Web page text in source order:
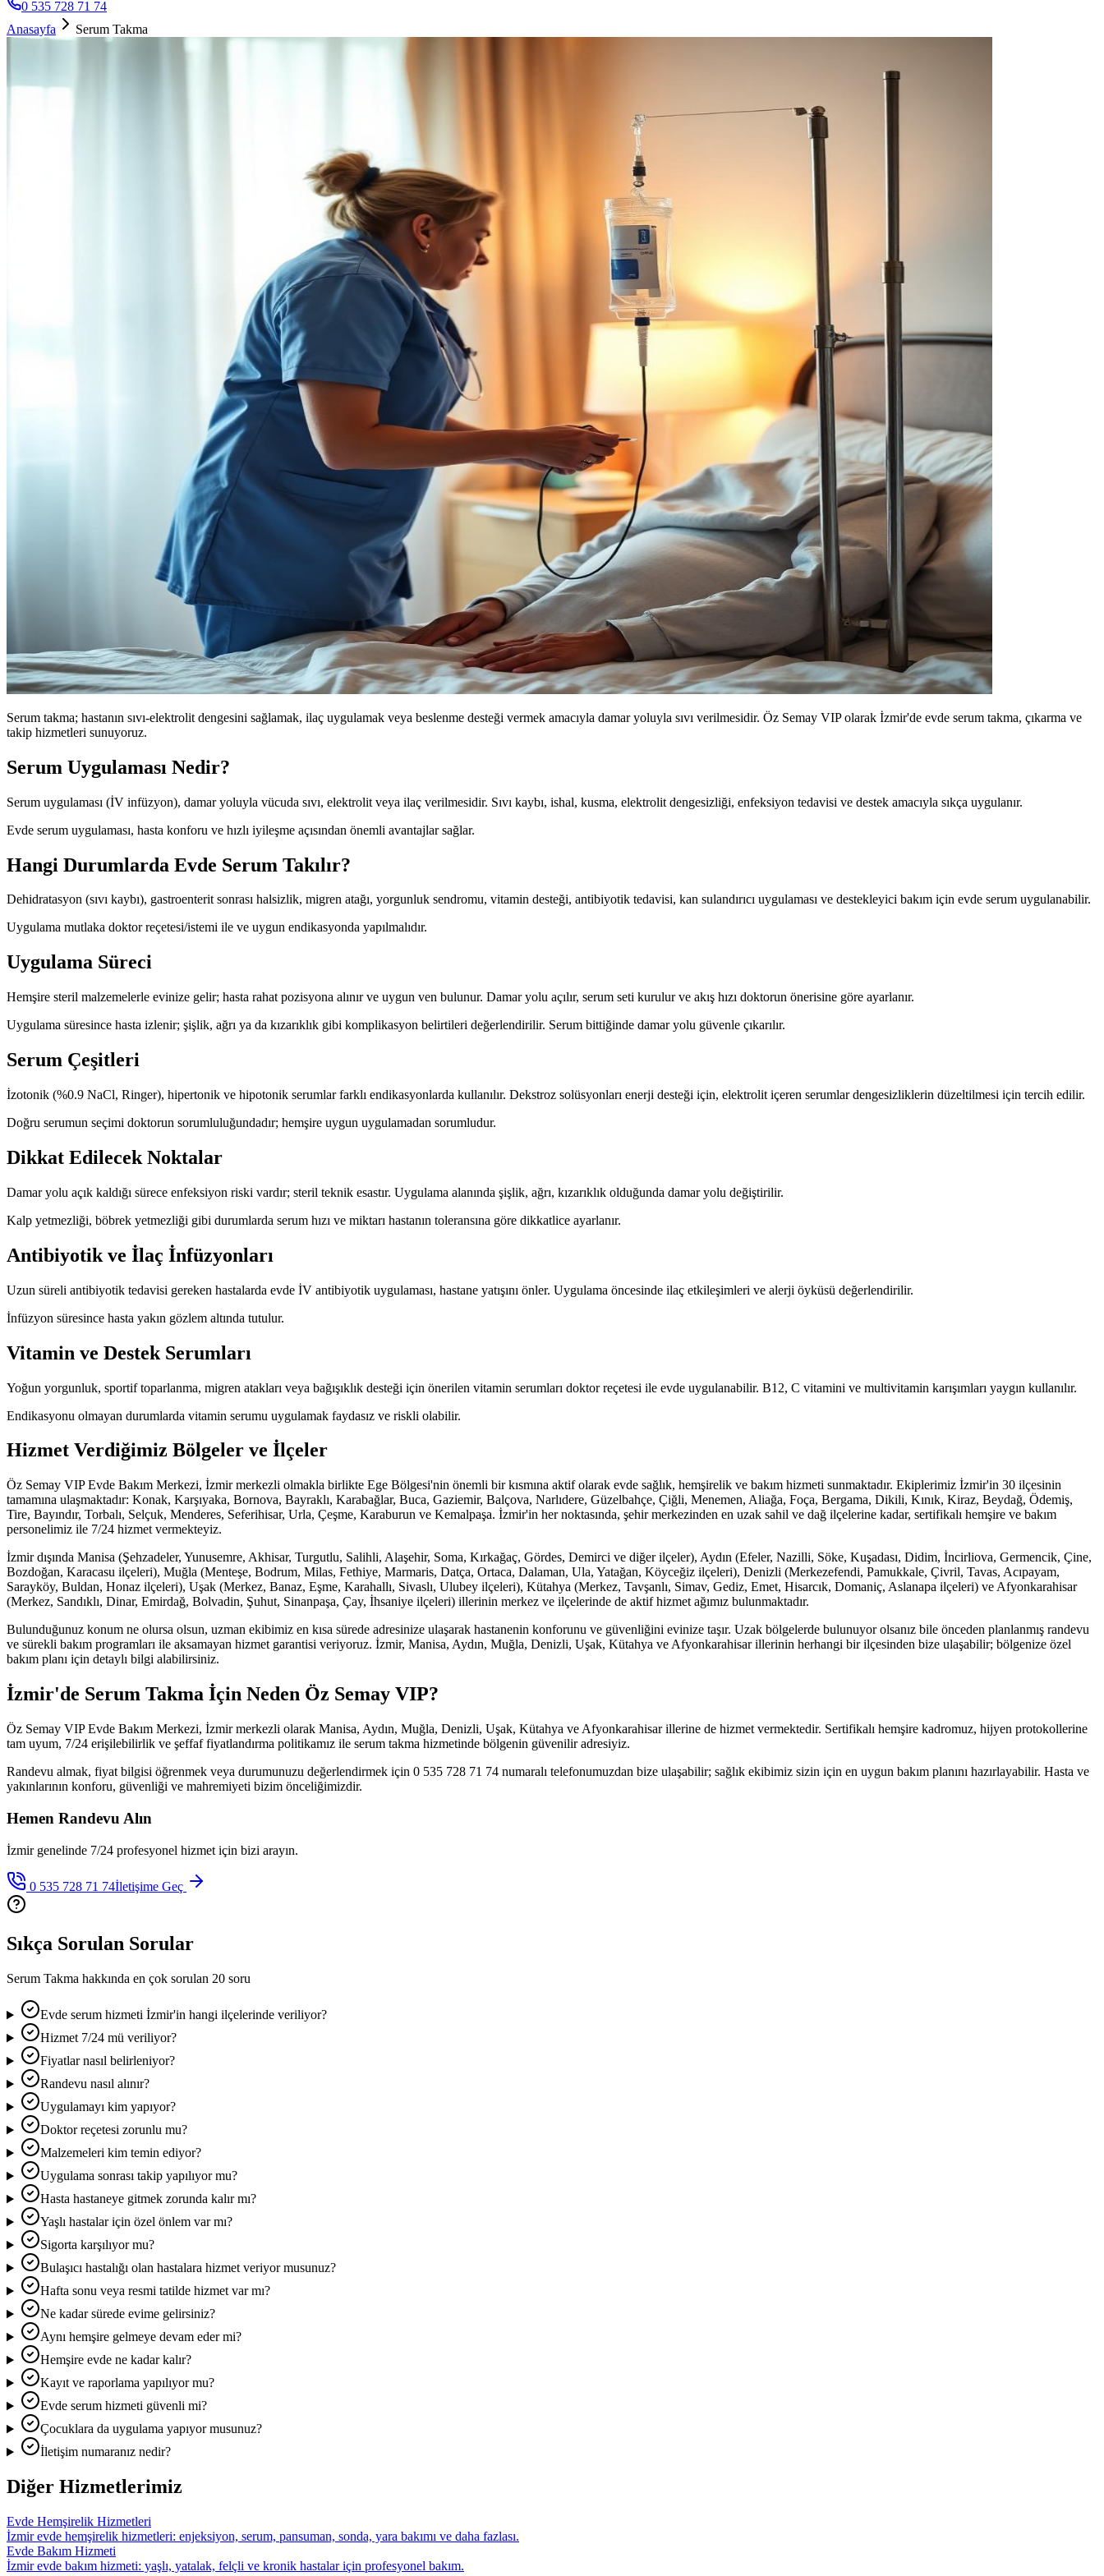
0 535 728 71 74
Anasayfa
Serum Takma
Serum takma; hastanın sıvı-elektrolit dengesini sağlamak, ilaç uygulamak veya beslenme desteği vermek amacıyla damar yoluyla sıvı verilmesidir. Öz Semay VIP olarak İzmir'de evde serum takma, çıkarma ve
takip hizmetleri sunuyoruz.
Serum Uygulaması Nedir?
Serum uygulaması (İV infüzyon), damar yoluyla vücuda sıvı, elektrolit veya ilaç verilmesidir. Sıvı kaybı, ishal, kusma, elektrolit dengesizliği, enfeksiyon tedavisi ve destek amacıyla sıkça uygulanır.
Evde serum uygulaması, hasta konforu ve hızlı iyileşme açısından önemli avantajlar sağlar.
Hangi Durumlarda Evde Serum Takılır?
Dehidratasyon (sıvı kaybı), gastroenterit sonrası halsizlik, migren atağı, yorgunluk sendromu, vitamin desteği, antibiyotik tedavisi, kan sulandırıcı uygulaması ve destekleyici bakım için evde serum uygulanabilir.
Uygulama mutlaka doktor reçetesi/istemi ile ve uygun endikasyonda yapılmalıdır.
Uygulama Süreci
Hemşire steril malzemelerle evinize gelir; hasta rahat pozisyona alınır ve uygun ven bulunur. Damar yolu açılır, serum seti kurulur ve akış hızı doktorun önerisine göre ayarlanır.
Uygulama süresince hasta izlenir; şişlik, ağrı ya da kızarıklık gibi komplikasyon belirtileri değerlendirilir. Serum bittiğinde damar yolu güvenle çıkarılır.
Serum Çeşitleri
İzotonik (%0.9 NaCl, Ringer), hipertonik ve hipotonik serumlar farklı endikasyonlarda kullanılır. Dekstroz solüsyonları enerji desteği için, elektrolit içeren serumlar dengesizliklerin düzeltilmesi için tercih edilir.
Doğru serumun seçimi doktorun sorumluluğundadır; hemşire uygun uygulamadan sorumludur.
Dikkat Edilecek Noktalar
Damar yolu açık kaldığı sürece enfeksiyon riski vardır; steril teknik esastır. Uygulama alanında şişlik, ağrı, kızarıklık olduğunda damar yolu değiştirilir.
Kalp yetmezliği, böbrek yetmezliği gibi durumlarda serum hızı ve miktarı hastanın toleransına göre dikkatlice ayarlanır.
Antibiyotik ve İlaç İnfüzyonları
Uzun süreli antibiyotik tedavisi gereken hastalarda evde İV antibiyotik uygulaması, hastane yatışını önler. Uygulama öncesinde ilaç etkileşimleri ve alerji öyküsü değerlendirilir.
İnfüzyon süresince hasta yakın gözlem altında tutulur.
Vitamin ve Destek Serumları
Yoğun yorgunluk, sportif toparlanma, migren atakları veya bağışıklık desteği için önerilen vitamin serumları doktor reçetesi ile evde uygulanabilir. B12, C vitamini ve multivitamin karışımları yaygın kullanılır.
Endikasyonu olmayan durumlarda vitamin serumu uygulamak faydasız ve riskli olabilir.
Hizmet Verdiğimiz Bölgeler ve İlçeler
Öz Semay VIP Evde Bakım Merkezi, İzmir merkezli olmakla birlikte Ege Bölgesi'nin önemli bir kısmına aktif olarak evde sağlık, hemşirelik ve bakım hizmeti sunmaktadır. Ekiplerimiz İzmir'in 30 ilçesinin
tamamına ulaşmaktadır: Konak, Karşıyaka, Bornova, Bayraklı, Karabağlar, Buca, Gaziemir, Balçova, Narlıdere, Güzelbahçe, Çiğli, Menemen, Aliağa, Foça, Bergama, Dikili, Kınık, Kiraz, Beydağ, Ödemiş,
Tire, Bayındır, Torbalı, Selçuk, Menderes, Seferihisar, Urla, Çeşme, Karaburun ve Kemalpaşa. İzmir'in her noktasında, şehir merkezinden en uzak sahil ve dağ ilçelerine kadar, sertifikalı hemşire ve bakım
personelimiz ile 7/24 hizmet vermekteyiz.
İzmir dışında Manisa (Şehzadeler, Yunusemre, Akhisar, Turgutlu, Salihli, Alaşehir, Soma, Kırkağaç, Gördes, Demirci ve diğer ilçeler), Aydın (Efeler, Nazilli, Söke, Kuşadası, Didim, İncirliova, Germencik, Çine,
Bozdoğan, Karacasu ilçeleri), Muğla (Menteşe, Bodrum, Milas, Fethiye, Marmaris, Datça, Ortaca, Dalaman, Ula, Yatağan, Köyceğiz ilçeleri), Denizli (Merkezefendi, Pamukkale, Çivril, Tavas, Acıpayam,
Sarayköy, Buldan, Honaz ilçeleri), Uşak (Merkez, Banaz, Eşme, Karahallı, Sivaslı, Ulubey ilçeleri), Kütahya (Merkez, Tavşanlı, Simav, Gediz, Emet, Hisarcık, Domaniç, Aslanapa ilçeleri) ve Afyonkarahisar
(Merkez, Sandıklı, Dinar, Emirdağ, Bolvadin, Şuhut, Sinanpaşa, Çay, İhsaniye ilçeleri) illerinin merkez ve ilçelerinde de aktif hizmet ağımız bulunmaktadır.
Bulunduğunuz konum ne olursa olsun, uzman ekibimiz en kısa sürede adresinize ulaşarak hastanenin konforunu ve güvenliğini evinize taşır. Uzak bölgelerde bulunuyor olsanız bile önceden planlanmış randevu
ve sürekli bakım programları ile aksamayan hizmet garantisi veriyoruz. İzmir, Manisa, Aydın, Muğla, Denizli, Uşak, Kütahya ve Afyonkarahisar illerinin herhangi bir ilçesinden bize ulaşabilir; bölgenize özel
bakım planı için detaylı bilgi alabilirsiniz.
İzmir'de Serum Takma İçin Neden Öz Semay VIP?
Öz Semay VIP Evde Bakım Merkezi, İzmir merkezli olarak Manisa, Aydın, Muğla, Denizli, Uşak, Kütahya ve Afyonkarahisar illerine de hizmet vermektedir. Sertifikalı hemşire kadromuz, hijyen protokollerine
tam uyum, 7/24 erişilebilirlik ve şeffaf fiyatlandırma politikamız ile serum takma hizmetinde bölgenin güvenilir adresiyiz.
Randevu almak, fiyat bilgisi öğrenmek veya durumunuzu değerlendirmek için 0 535 728 71 74 numaralı telefonumuzdan bize ulaşabilir; sağlık ekibimiz sizin için en uygun bakım planını hazırlayabilir. Hasta ve
yakınlarının konforu, güvenliği ve mahremiyeti bizim önceliğimizdir.
Hemen Randevu Alın
İzmir genelinde 7/24 profesyonel hizmet için bizi arayın.
0 535 728 71 74İletişime Geç
Sıkça Sorulan Sorular
Serum Takma hakkında en çok sorulan 20 soru
Evde serum hizmeti İzmir'in hangi ilçelerinde veriliyor?
Hizmet 7/24 mü veriliyor?
Fiyatlar nasıl belirleniyor?
Randevu nasıl alınır?
Uygulamayı kim yapıyor?
Doktor reçetesi zorunlu mu?
Malzemeleri kim temin ediyor?
Uygulama sonrası takip yapılıyor mu?
Hasta hastaneye gitmek zorunda kalır mı?
Yaşlı hastalar için özel önlem var mı?
Sigorta karşılıyor mu?
Bulaşıcı hastalığı olan hastalara hizmet veriyor musunuz?
Hafta sonu veya resmi tatilde hizmet var mı?
Ne kadar sürede evime gelirsiniz?
Aynı hemşire gelmeye devam eder mi?
Hemşire evde ne kadar kalır?
Kayıt ve raporlama yapılıyor mu?
Evde serum hizmeti güvenli mi?
Çocuklara da uygulama yapıyor musunuz?
İletişim numaranız nedir?
Diğer Hizmetlerimiz
Evde Hemşirelik Hizmetleri
İzmir evde hemşirelik hizmetleri: enjeksiyon, serum, pansuman, sonda, yara bakımı ve daha fazlası.
Evde Bakım Hizmeti
İzmir evde bakım hizmeti: yaşlı, yatalak, felçli ve kronik hastalar için profesyonel bakım.